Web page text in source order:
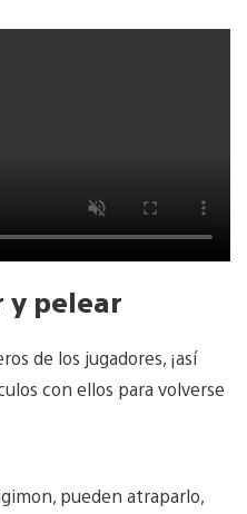
y pelear
de los jugadores, ¡así
con ellos para volverse
pueden atraparlo,